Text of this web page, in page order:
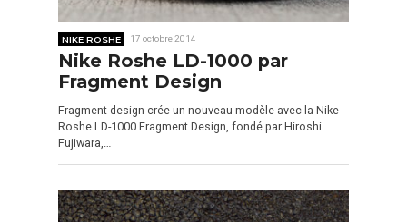
NIKE ROSHE 17 octobre 2014
Nike Roshe LD-1000 par
Fragment Design
Fragment design crée un nouveau modèle avec la Nike
Roshe LD-1000 Fragment Design, fondé par Hiroshi
Fujiwara,…